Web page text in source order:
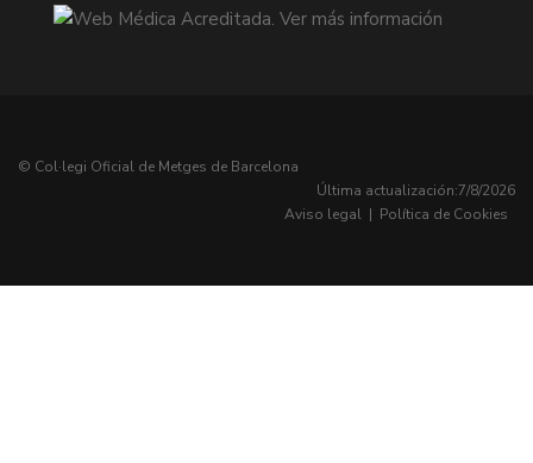
© Col·legi Oficial de Metges de Barcelona
Última actualización:7/8/2026
Aviso legal | Política de Cookies